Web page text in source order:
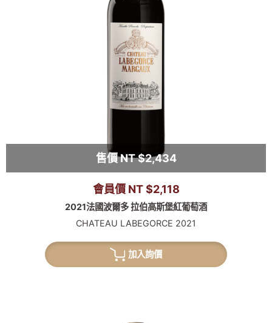
售價 NT $2,434
會員價 NT $2,118
2021法國波爾多 拉伯高斯堡紅葡萄酒
CHATEAU LABEGORCE 2021
加入詢價